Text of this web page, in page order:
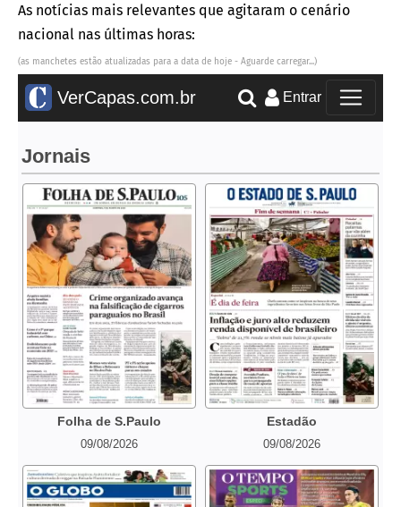
As notícias mais relevantes que agitaram o cenário
nacional nas últimas horas:
(as manchetes estão atualizadas para a data de hoje - Aguarde carregar...)